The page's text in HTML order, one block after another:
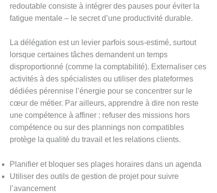
redoutable consiste à intégrer des pauses pour éviter la
fatigue mentale – le secret d’une productivité durable.
La délégation est un levier parfois sous-estimé, surtout
lorsque certaines tâches demandent un temps
disproportionné (comme la comptabilité). Externaliser ces
activités à des spécialistes ou utiliser des plateformes
dédiées pérennise l’énergie pour se concentrer sur le
cœur de métier. Par ailleurs, apprendre à dire non reste
une compétence à affiner : refuser des missions hors
compétence ou sur des plannings non compatibles
protège la qualité du travail et les relations clients.
Planifier et bloquer ses plages horaires dans un agenda
Utiliser des outils de gestion de projet pour suivre
l’avancement